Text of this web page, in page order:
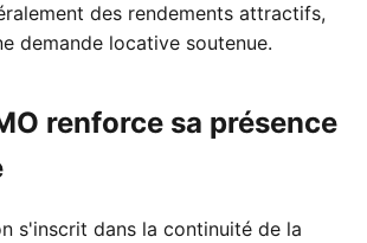
des rendements attractifs,
demande locative soutenue.
renforce sa présence
s'inscrit dans la continuité de la